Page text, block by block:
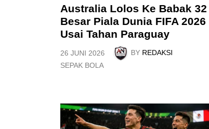
S
T
E
D
I
Australia Lolos Ke Babak 32
Besar Piala Dunia FIFA 2026
Usai Tahan Paraguay
26 JUNI 2026 BY REDAKSI
P
E
SEPAK BOLA